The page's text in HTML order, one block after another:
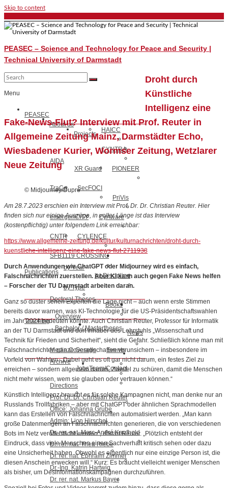
Skip to content
PEASEC – Science and Technology for Peace and Security |
Technical University of Darmstadt
Menu
PEASEC
About us
Projects
HAICC
CYNTRA
AIDA
XR Guard
PIONEER
TraCe
SecFOCI
PriVis
emergenCITY CyAware
CNTR CYLENCE
SFB1119 CROSSING
Publications
by Year
by Discipline
by Type
Doctoral Theses
Books
Teaching
Overview
Bachelor-/ Mastertheses
News
Media Coverage
Events
Archive
JobsTeam/Contact
Directions
Prof. Dr. Dr. Christian Reuter
Office: Johanna Grube
Admin: Lion Hirschel
Dr. rer. nat. Marc-André Kaufhold
Dr. rer. nat. Thea Riebe
Dr. rer. nat. Ephraim Zimmer
Dr.-Ing. Katrin Hartwig
Dr. rer. nat. Markus Bayer
Droht durch
Künstliche
Intelligenz eine
Fake-News-Flut? Interview mit Prof. Reuter in
Allgemeine Zeitung Mainz, Darmstädter Echo,
Wiesbadener Kurier, Wormser Zeitung, Wetzlarer
Neue Zeitung
© Midjourney/Dupré
Am 28.7.2023 erschien ein Interview mit Prof. Dr. Dr. Christian Reuter. Hier
finden sich nur einige Auszüge, in voller Länge ist das Interview
(kostenpflichtig) unter folgendem Link erreichbar:
https://www.allgemeine-zeitung.de/kultur/kulturnachrichten/droht-durch-
kuenstliche-intelligenz-eine-fake-news-flut-2711938
Durch Anwendungen wie ChatGPT oder Midjourney wird es einfach,
Falschnachrichten zuerstellen. Aber KI kann auch gegen Fake News helfen
– Forscher der TU Darmstadt arbeiten daran.
Ganz so düster sehen Experten die Lage nicht – auch wenn erste Stimmen
bereits davor warnen, was KI-Technologie für die US-Präsidentschaftswahlen
im Jahr 2024 bedeuten könnte. Auch Christian Reuter, Professor für Informatik
an der TU Darmstadt und dort Inhaber des Lehrstuhls „Wissenschaft und
Technik für Frieden und Sicherheit“, sieht die Gefahr. Schließlich könne man mit
Falschnachrichten ganze Gesellschaften verunsichern – insbesondere im
Vorfeld von Wahlen. „Dabei geht es oft gar nicht darum, ein festes Ziel zu
erreichen – sondern allgemein darum, Zweifel zu schüren, damit die Menschen
nicht mehr wissen, wem sie glauben oder vertrauen können.“
Künstlich Intelligenz braucht es für solche Kampagnen nicht, man denke nur an
Russlands Trollfabriken – aber mit ChatGPT oder ähnlichen Sprachmodellen
kann das Erstellen von Falschnachrichten automatisiert werden. „Man kann
große Datenmengen an Falschnachrichten generieren, die von verschiedenen
Bots im Netz veröffentlicht werden“, erklärt Reuter. „Plötzlich entsteht der
Eindruck, dass viele Menschen einen Sachverhalt kritisch sehen oder dazu
eine Unsicherheit haben. Obwohl es eigentlich nur eine einzige Person ist, die
diesen Anschein erwecken will.“ Kurz: Es braucht vielleicht weniger Menschen
als bisher, um Desinformationskampagnen durchzuführen.